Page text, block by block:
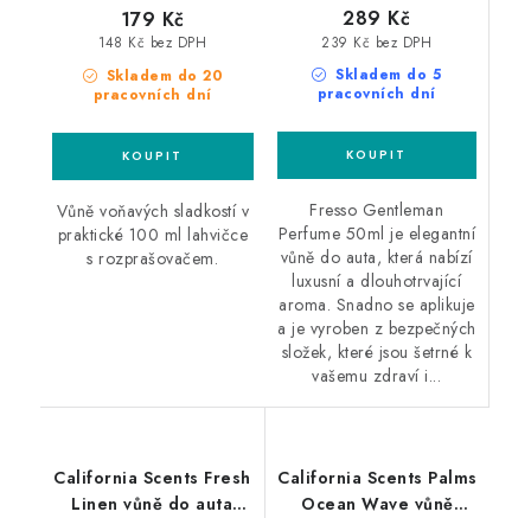
Skladem do 20
pracovních dní
148 Kč bez DPH
179 Kč
Vůně voňavých sladkostí v
praktické 100 ml lahvičce
s rozprašovačem.
Skladem do 5
pracovních dní
239 Kč bez DPH
289 Kč
Fresso Gentleman
Perfume 50ml je elegantní
vůně do auta, která nabízí
luxusní a dlouhotrvající
aroma. Snadno se aplikuje
a je vyroben z bezpečných
složek, které jsou šetrné k
vašemu zdraví i...
California Scents Fresh
Linen vůně do auta
California Scents Palms
Ocean Wave vůně